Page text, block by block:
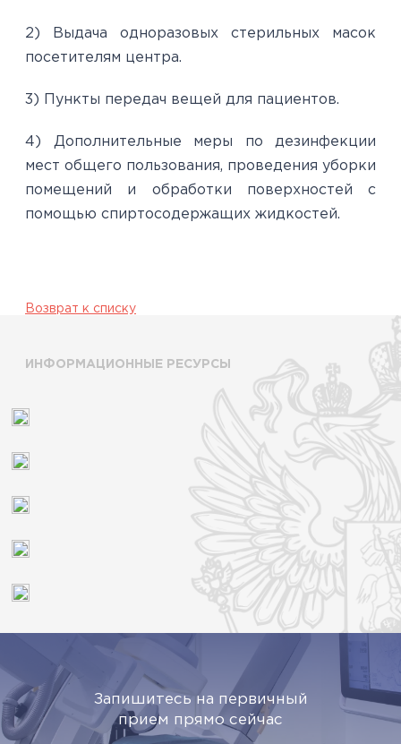
2) Выдача одноразовых стерильных масок
посетителям центра.
3) Пункты передач вещей для пациентов.
4) Дополнительные меры по дезинфекции
мест общего пользования, проведения уборки
помещений и обработки поверхностей с
помощью спиртосодержащих жидкостей.
Возврат к списку
ИНФОРМАЦИОННЫЕ РЕСУРСЫ
Запишитесь на первичный
прием прямо сейчас